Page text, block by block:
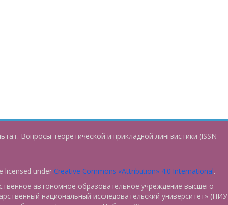
Вопросы теоретической и прикладной лингвистики (ISSN
licensed under Creative Commons «Attribution» 4.0 International.
автономное образовательное учреждение высшего
национальный исследовательский университет» (НИУ